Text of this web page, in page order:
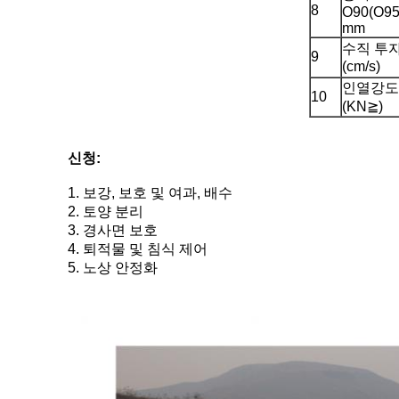
8
mm
9
수직 투
(cm/s)
10
인열강도
(KN≧)
신청:
1. 보강, 보호 및 여과, 배수
2. 토양 분리
3. 경사면 보호
4. 퇴적물 및 침식 제어
5. 노상 안정화